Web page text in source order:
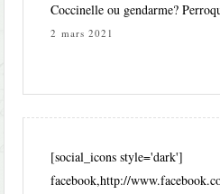
Coccinelle ou gendarme?
2 mars 2021
[social_icons style='dark']
facebook,http://